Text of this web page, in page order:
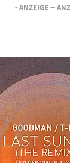
- ANZEIGE --